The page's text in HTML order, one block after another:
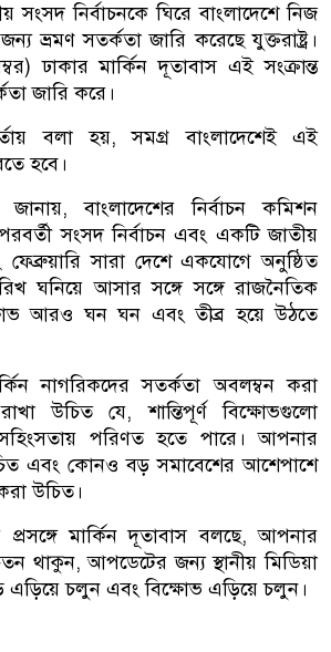
সংসদ নির্বাচনকে ঘিরে বাংলাদেশে নিজ
ভ্রমণ সতর্কতা জারি করেছে যুক্তরাষ্ট্র।
ঢাকার মার্কিন দূতাবাস এই সংক্রান্ত
জারি করে।
বলা হয়, সমগ্র বাংলাদেশেই এই
হবে।
জানায়, বাংলাদেশের নির্বাচন কমিশন
সংসদ নির্বাচন এবং একটি জাতীয়
সারা দেশে একযোগে অনুষ্ঠিত
ঘনিয়ে আসার সঙ্গে সঙ্গে রাজনৈতিক
আরও ঘন ঘন এবং তীব্র হয়ে উঠতে
নাগরিকদের সতর্কতা অবলম্বন করা
উচিত যে, শান্তিপূর্ণ বিক্ষোভগুলো
পরিণত হতে পারে। আপনার
এবং কোনও বড় সমাবেশের আশেপাশে
উচিত।
মার্কিন দূতাবাস বলছে, আপনার
থাকুন, আপডেটের জন্য স্থানীয় মিডিয়া
এড়িয়ে চলুন এবং বিক্ষোভ এড়িয়ে চলুন।